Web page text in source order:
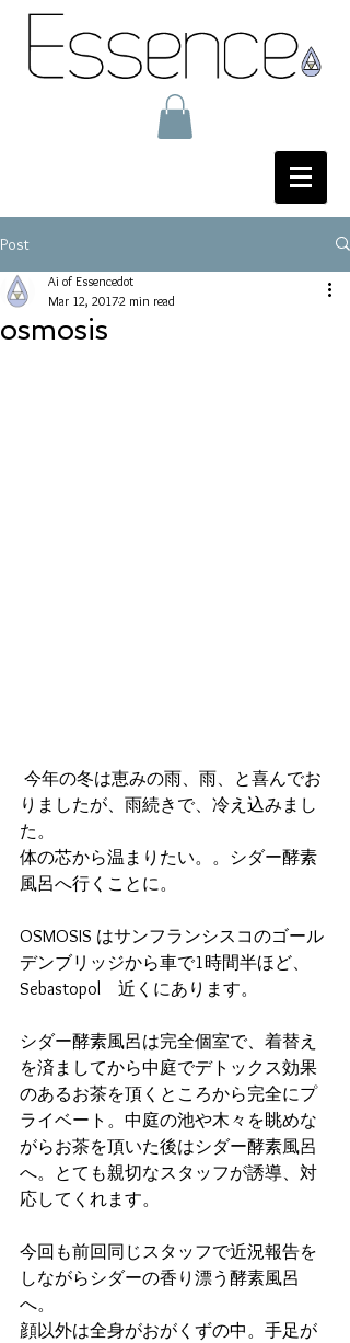
Post
osmosis
Ai of Essencedot
Mar 12, 20172 min read
りましたが、雨続きで、冷え込みまし
た。
体の芯から温まりたい。。シダー酵素
風呂へ行くことに。
OSMOSIS はサンフランシスコのゴール
デンブリッジから車で1時間半ほど、
Sebastopol　近くにあります。
シダー酵素風呂は完全個室で、着替え
を済ましてから中庭でデトックス効果
のあるお茶を頂くところから完全にプ
ライベート。中庭の池や木々を眺めな
がらお茶を頂いた後はシダー酵素風呂
へ。とても親切なスタッフが誘導、対
応してくれます。
今回も前回同じスタッフで近況報告を
しながらシダーの香り漂う酵素風呂
へ。
顔以外は全身がおがくずの中。手足が